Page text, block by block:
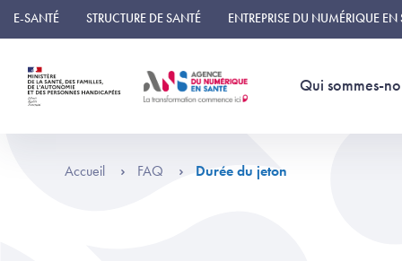
Panneau de gestion des cookies
E-SANTÉ STRUCTURE DE SANTÉ ENTREPRISE DU NUMÉRIQUE EN
Qui sommes-
Accueil FAQ Durée du jeton